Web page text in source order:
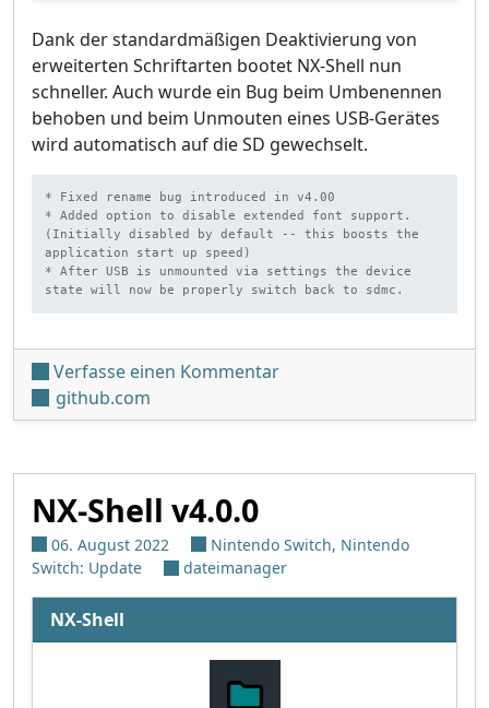
Dank der standardmäßigen Deaktivierung von
erweiterten Schriftarten bootet NX-Shell nun
schneller. Auch wurde ein Bug beim Umbenennen
behoben und beim Unmouten eines USB-Gerätes
wird automatisch auf die SD gewechselt.
* Fixed rename bug introduced in v4.00
* Added option to disable extended font support.
(Initially disabled by default -- this boosts the
application start up speed)
* After USB is unmounted via settings the device
state will now be properly switch back to sdmc.
Verfasse einen Kommentarunter 'NX-Shell v4.0.1'
github.com
NX-Shell v4.0.0
06. August 2022 Nintendo Switch, Nintendo
Switch: Update
dateimanager
NX-Shell